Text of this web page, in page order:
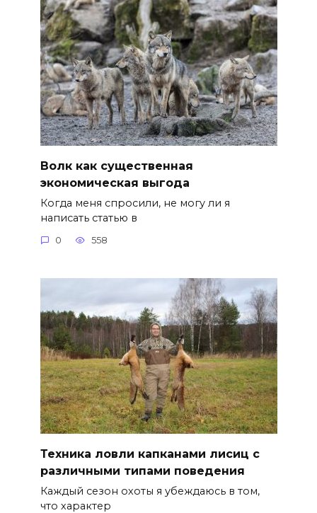
Волк как существенная
экономическая выгода
Когда меня спросили, не могу ли я
написать статью в
0 558
Техника ловли капканами лисиц с
различными типами поведения
Каждый сезон охоты я убеждаюсь в том,
что характер